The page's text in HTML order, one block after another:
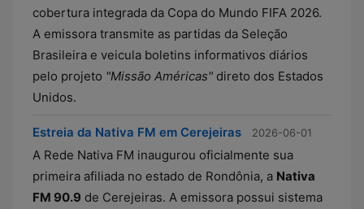
cobertura integrada da Copa do Mundo FIFA 2026.
A emissora transmite as partidas da Seleção
Brasileira e veicula boletins informativos diários
pelo projeto "Missão Américas" direto dos Estados
Unidos.
Estreia da Nativa FM em Cerejeiras 2026-06-01
A Rede Nativa FM inaugurou oficialmente sua
primeira afiliada no estado de Rondônia, a Nativa
FM 90.9 de Cerejeiras. A emissora possui sistema